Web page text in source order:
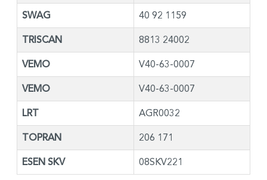
SWAG 40 92 1159
TRISCAN 8813 24002
VEMO V40-63-0007
VEMO V40-63-0007
LRT AGR0032
TOPRAN 206 171
ESEN SKV 08SKV221